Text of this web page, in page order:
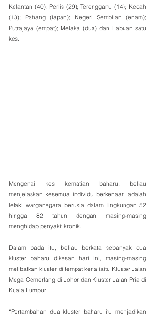
Kelantan (40); Perlis (29); Terengganu (14); Kedah
(13); Pahang (lapan); Negeri Sembilan (enam);
Putrajaya (empat); Melaka (dua) dan Labuan satu
kes.
Mengenai kes kematian baharu, beliau
menjelaskan kesemua individu berkenaan adalah
lelaki warganegara berusia dalam lingkungan 52
hingga 82 tahun dengan masing-masing
menghidap penyakit kronik.
Dalam pada itu, beliau berkata sebanyak dua
kluster baharu dikesan hari ini, masing-masing
melibatkan kluster di tempat kerja iaitu Kluster Jalan
Mega Cemerlang di Johor dan Kluster Jalan Pria di
Kuala Lumpur.
“Pertambahan dua kluster baharu itu menjadikan